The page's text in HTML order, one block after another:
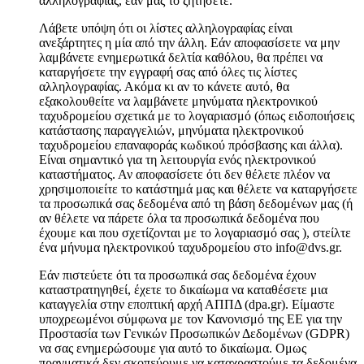
Λάβετε υπόψη ότι οι λίστες αλληλογραφίας είναι
ανεξάρτητες η μία από την άλλη. Εάν αποφασίσετε να μην
λαμβάνετε ενημερωτικά δελτία καθόλου, θα πρέπει να
καταργήσετε την εγγραφή σας από όλες τις λίστες
αλληλογραφίας. Ακόμα κι αν το κάνετε αυτό, θα
εξακολουθείτε να λαμβάνετε μηνύματα ηλεκτρονικού
ταχυδρομείου σχετικά με το λογαριασμό (όπως ειδοποιήσεις
κατάστασης παραγγελιών, μηνύματα ηλεκτρονικού
ταχυδρομείου επαναφοράς κωδικού πρόσβασης και άλλα).
Είναι σημαντικό για τη λειτουργία ενός ηλεκτρονικού
καταστήματος. Αν αποφασίσετε ότι δεν θέλετε πλέον να
χρησιμοποιείτε το κατάστημά μας και θέλετε να καταργήσετε
τα προσωπικά σας δεδομένα από τη βάση δεδομένων μας (ή
αν θέλετε να πάρετε όλα τα προσωπικά δεδομένα που
έχουμε και που σχετίζονται με το λογαριασμό σας ), στείλτε
ένα μήνυμα ηλεκτρονικού ταχυδρομείου στο info@dvs.gr.
Εάν πιστεύετε ότι τα προσωπικά σας δεδομένα έχουν
καταστρατηγηθεί, έχετε το δικαίωμα να καταθέσετε μια
καταγγελία στην εποπτική αρχή ΑΠΠΔ (dpa.gr). Είμαστε
υποχρεωμένοι σύμφωνα με τον Κανονισμό της ΕΕ για την
Προστασία των Γενικών Προσωπικών Δεδομένων (GDPR)
να σας ενημερώσουμε για αυτό το δικαίωμα. Ομως